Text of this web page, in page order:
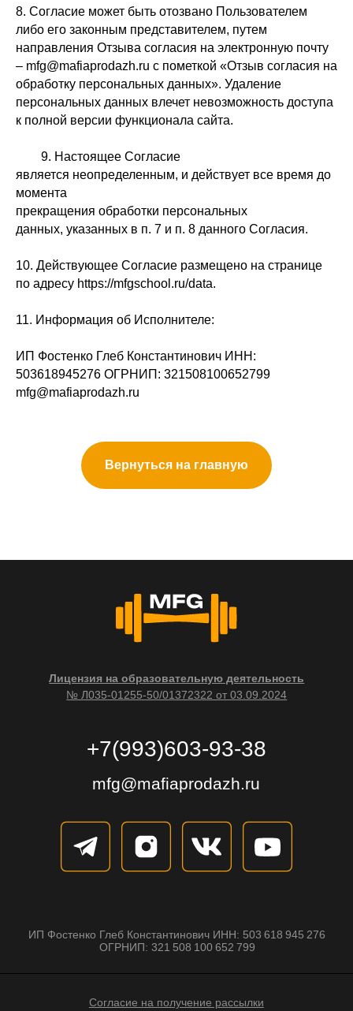
8. Согласие может быть отозвано Пользователем
либо его законным представителем, путем
направления Отзыва согласия на электронную почту
– mfg@mafiaprodazh.ru с пометкой «Отзыв согласия на
обработку персональных данных». Удаление
персональных данных влечет невозможность доступа
к полной версии функционала сайта.
9. Настоящее Согласие
является неопределенным, и действует все время до
момента
прекращения обработки персональных
данных, указанных в п. 7 и п. 8 данного Согласия.
10. Действующее Согласие размещено на странице
по адресу https://mfgschool.ru/data.
11. Информация об Исполнителе:
ИП Фостенко Глеб Константинович ИНН:
503618945276 ОГРНИП: 321508100652799
mfg@mafiaprodazh.ru
Вернуться на главную